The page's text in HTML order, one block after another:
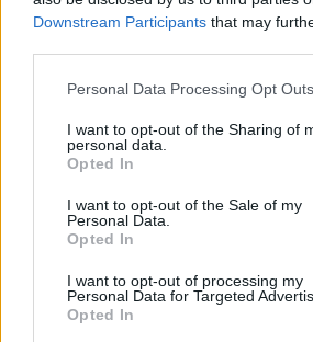
Downstream Participants that may
Personal Data Processing Opt Outs
I want to opt-out of the Sharing of
personal data.
Opted In
I want to opt-out of the Sale of my
Personal Data.
Opted In
I want to opt-out of processing my
Personal Data for Targeted
Opted In
Τόλης Λελεκίδης